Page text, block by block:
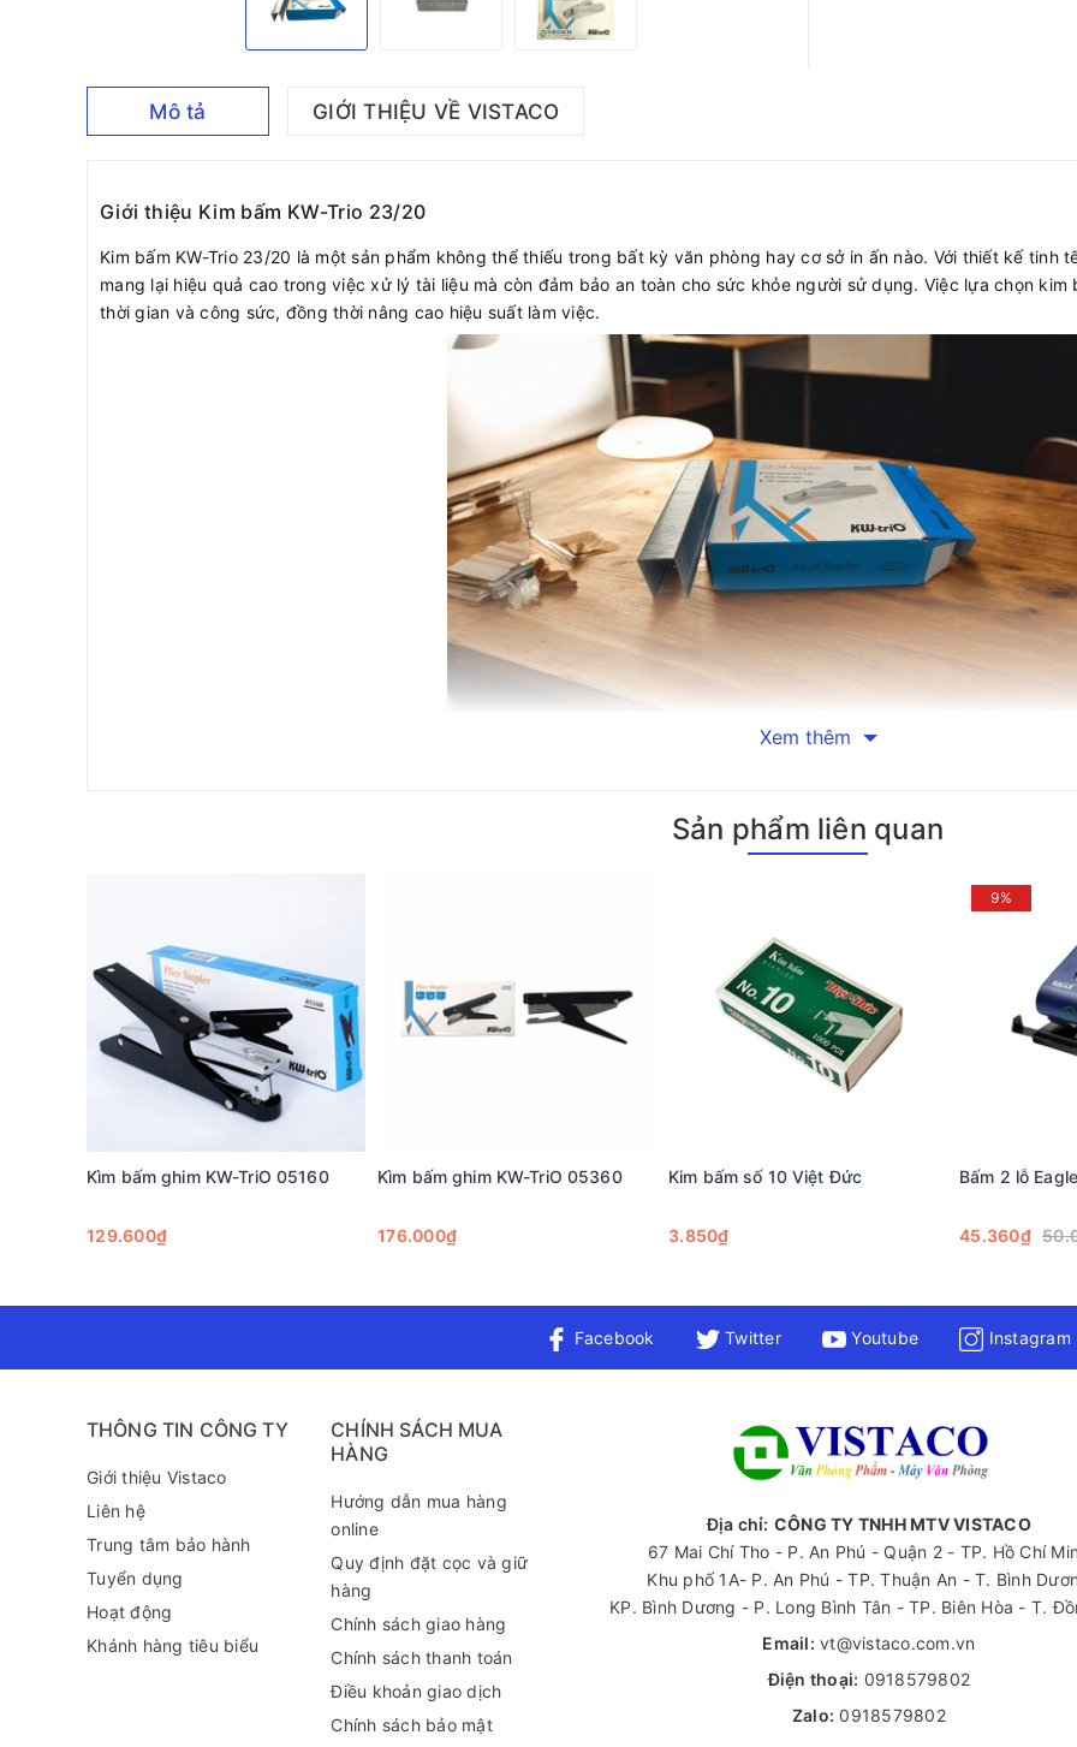
Mô tả GIỚI THIỆU VỀ VISTACO
Giới thiệu Kim bấm KW-Trio 23/20
Kim bấm KW-Trio 23/20 là một sản phẩm không thể thiếu trong bất kỳ văn phòng hay cơ sở in ấn nào. Với thiết kế
mang lại hiệu quả cao trong việc xử lý tài liệu mà còn đảm bảo an toàn cho sức khỏe người sử dụng. Việc lựa chọn
thời gian và công sức, đồng thời nâng cao hiệu suất làm việc.
Kim bấm KW-Trio 23/20 có kích thước tiêu chuẩn 20 mm, được thiết kế đặc biệt để phù hợp với các loại máy bấm kim
Khi sử dụng kim bấm KW-Trio 23/20, người dùng sẽ nhận thấy nhiều lợi ích đáng kể. Đầu tiên, sản phẩm giúp tiết kiệm
thiết kế nhỏ gọn và dễ dàng sử dụng, kim bấm này phù hợp cho mọi đối tượng trong văn phòng, từ nhân viên văn
So với các loại kim bấm khác trên thị trường, kim bấm KW-Trio 23/20 nổi bật với chất lượng vượt trội và khả năng đáp
sản phẩm tương tự có thể không đạt yêu cầu về độ bền hoặc khả năng chịu tải khi phải xử lý nhiều tờ giấy cùng lúc.
in ấn của mình, người tiêu dùng cần cân nhắc kỹ lưỡng về chất lượng cũng như tính năng của sản phẩm.
Để sử dụng và bảo quản kim bấm KW-Trio 23/20 một cách hiệu quả nhất, người dùng cần chú ý đến cách lắp đặt và
trình sẽ giúp tăng cường tuổi thọ của sản phẩm cũng như đảm bảo hiệu suất làm việc tối ưu. Ngoài ra, để kéo dài tuổi
tránh tiếp xúc trực tiếp với ánh nắng mặt trời.
Tóm lại, kim bấm KW-Trio 23/20 là một lựa chọn hoàn hảo cho những ai đang tìm kiếm một giải pháp hiệu quả cho nhu
điểm nổi bật về kích thước, chất liệu cũng như lợi ích mà nó mang lại, sản phẩm này chắc chắn sẽ đáp ứng tốt nhất yêu
289 (zalo) để được tư vấn chi tiết hơn!
Xem thêm
Sản phẩm liên quan
Kìm bấm ghim KW-TriO 05160
129.600₫
Kìm bấm ghim KW-TriO 05360
176.000₫
Kim bấm số 10 Việt Đức
3.850₫
9%
Bấm 2 lỗ
45.360₫
Facebook Twitter Youtube Instagram
THÔNG TIN CÔNG TY
Giới thiệu Vistaco
Liên hệ
Trung tâm bảo hành
Tuyển dụng
Hoạt động
Khánh hàng tiêu biểu
CHÍNH SÁCH MUA
HÀNG
Hướng dẫn mua hàng
online
Quy định đặt cọc và giữ
hàng
Chính sách giao hàng
Chính sách thanh toán
Điều khoản giao dịch
Chính sách bảo mật
Địa chỉ: CÔNG TY TNHH MTV VISTACO
67 Mai Chí Tho - P. An Phú - Quận 2 - TP. Hồ Chí
Khu phố 1A- P. An Phú - TP. Thuận An - T. Bình
KP. Bình Dương - P. Long Bình Tân - TP. Biên Hòa - T.
Email: vt@vistaco.com.vn
Điện thoại: 0918579802
Zalo: 0918579802